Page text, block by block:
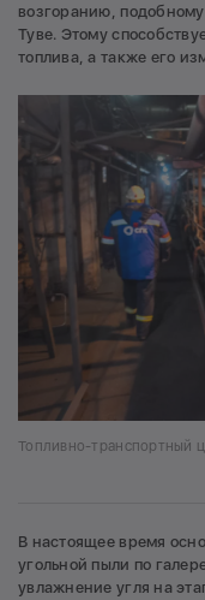
возгоранию,
Туве. Этому
топлива, а также его
Топливно-транспортный
В настоящее время
угольной пыли по
увлажнение угля на